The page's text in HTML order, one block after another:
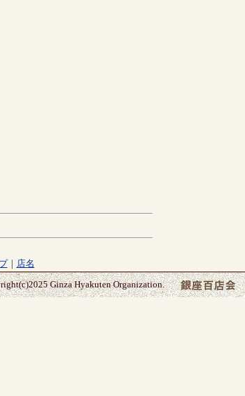
｜ 店名
Ginza Hyakuten Organization.